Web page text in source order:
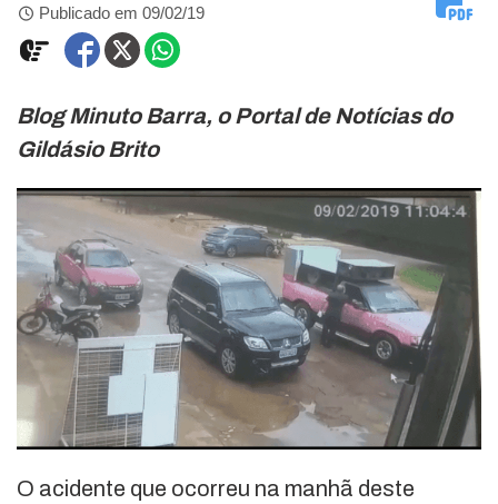
Publicado em 09/02/19
Blog Minuto Barra, o Portal de Notícias do
Gildásio Brito
O acidente que ocorreu na manhã deste